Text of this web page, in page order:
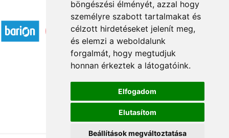
böngészési élményét, azzal hogy
személyre szabott tartalmakat és
célzott hirdetéseket jelenít meg,
és elemzi a weboldalunk
forgalmát, hogy megtudjuk
honnan érkeztek a látogatóink.
Elfogadom
Elutasítom
Beállítások megváltoztatása
Elfogadott fizetési módok
Á.SZ.F.
Impresszum
Adatkezelési tájékoztató